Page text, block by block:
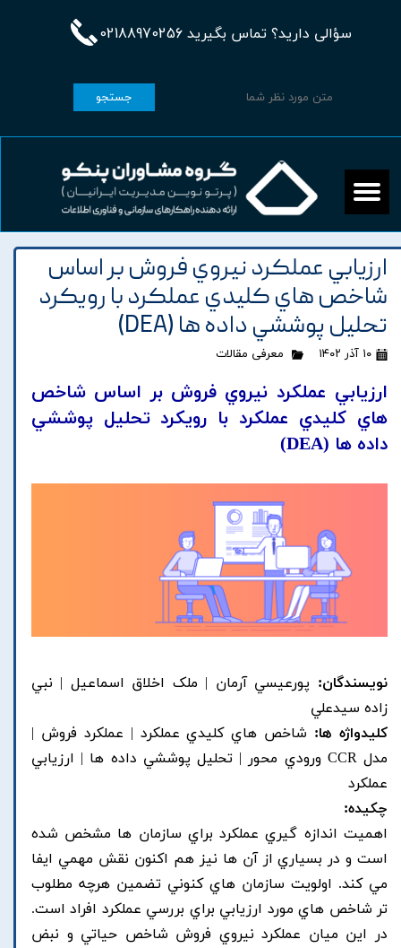
سؤالی دارید؟ تماس بگیرید 02188970256
جستجو
ارزيابي عملکرد نيروي فروش بر اساس
شاخص هاي کليدي عملکرد با رويکرد
تحليل پوششي داده ها (DEA)
۱۰ آذر ۱۴۰۲ معرفی مقالات
ارزيابي عملکرد نيروي فروش بر اساس شاخص
هاي کليدي عملکرد با رويکرد تحليل پوششي
داده ها (DEA)
نویسندگان: پورعيسي آرمان | ملک اخلاق اسماعيل | نبي
زاده سيدعلي
کلیدواژه ها: شاخص هاي کليدي عملکرد | عملکرد فروش |
مدل CCR ورودي محور | تحليل پوششي داده ها | ارزيابي
عملکرد
چکیده:
اهميت اندازه گيري عملکرد براي سازمان ها مشخص شده
است و در بسياري از آن ها نيز هم اکنون نقش مهمي ايفا
مي کند. اولويت سازمان هاي کنوني تضمين هرچه مطلوب
تر شاخص هاي مورد ارزيابي براي بررسي عملکرد افراد است.
در اين ميان عملکرد نيروي فروش شاخص حياتي و نبض